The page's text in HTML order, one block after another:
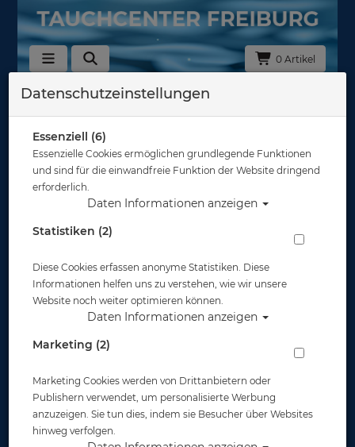
0 Artikel
testkategorie
In dieser Ansicht sind keine Produkte verfügbar
Gut abgesichert?
Informationen
Zahlungsmöglichkeiten
Widerruf
Datenschutzeinstellungen
Essenziell (6)
Essenzielle Cookies ermöglichen grundlegende Funktionen
und sind für die einwandfreie Funktion der Website dringend
erforderlich.
Daten Informationen anzeigen
Statistiken (2)
Diese Cookies erfassen anonyme Statistiken. Diese
Informationen helfen uns zu verstehen, wie wir unsere
Website noch weiter optimieren können.
Daten Informationen anzeigen
Marketing (2)
Marketing Cookies werden von Drittanbietern oder
Publishern verwendet, um personalisierte Werbung
anzuzeigen. Sie tun dies, indem sie Besucher über Websites
hinweg verfolgen.